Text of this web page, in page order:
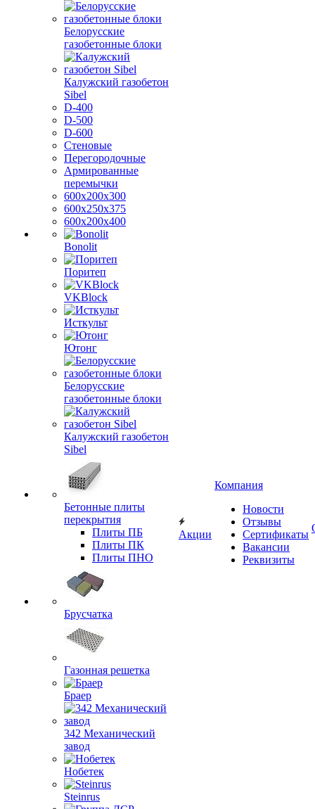
Белорусские
газобетонные блоки
Калужский газобетон
Sibel
D-400
D-500
D-600
Стеновые
Перегородочные
Армированные
перемычки
600х200х300
600х250х375
600х200х400
Bonolit
Поритеп
VKBlock
Исткульт
Ютонг
Белорусские
газобетонные блоки
Калужский газобетон
Sibel
Бетонные плиты
перекрытия
Плиты ПБ
Плиты ПК
Плиты ПНО
Брусчатка
Газонная решетка
Браер
342 Механический
завод
Нобетек
Steinrus
Акции
Компания
Новости
Отзывы
Сертификаты
Вакансии
Реквизиты